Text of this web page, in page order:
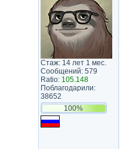
Стаж: 14 лет 1 мес.
Сообщений: 579
Ratio: 105.148
Поблагодарили:
38652
100%